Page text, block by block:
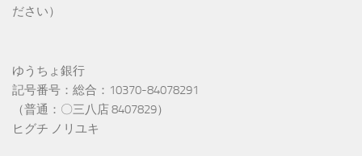
ださい）
ゆうちょ銀行
記号番号：総合：10370-84078291
（普通：〇三八店 8407829）
ヒグチ ノリユキ